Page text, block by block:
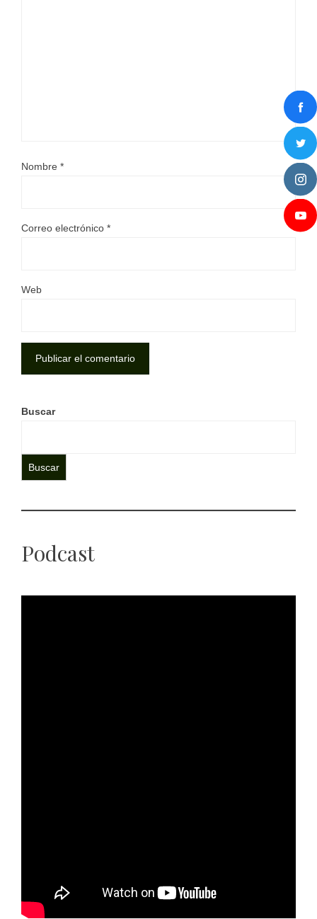
Nombre *
Correo electrónico *
Web
Buscar
Buscar
Podcast